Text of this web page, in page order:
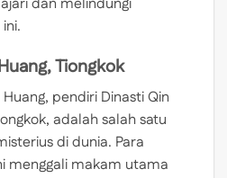
Tiongkok
pendiri Dinasti Qin
adalah salah satu
di dunia. Para
menggali makam utama